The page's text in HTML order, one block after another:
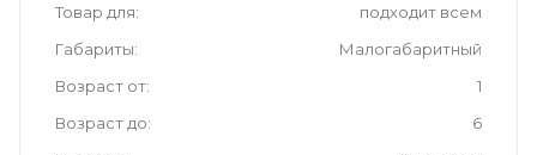
Товар для
подходит всем
Габариты
Малогабаритный
Возраст от
1
Возраст до
6